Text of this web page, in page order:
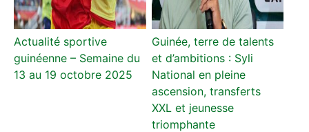
Actualité sportive
guinéenne – Semaine du
13 au 19 octobre 2025
Guinée, terre de talents
et d’ambitions : Syli
National en pleine
ascension, transferts
XXL et jeunesse
triomphante